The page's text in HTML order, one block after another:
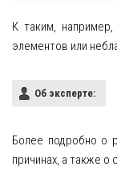
К таким, например,
элементов или
Об эксперте:
Более подробно о
причинах, а также о